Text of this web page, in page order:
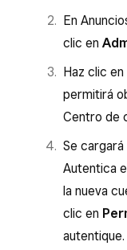
En
clic en
Haz clic en
permitirá
Centro de
Se cargará
Autentica
la nueva
clic en
autentique.